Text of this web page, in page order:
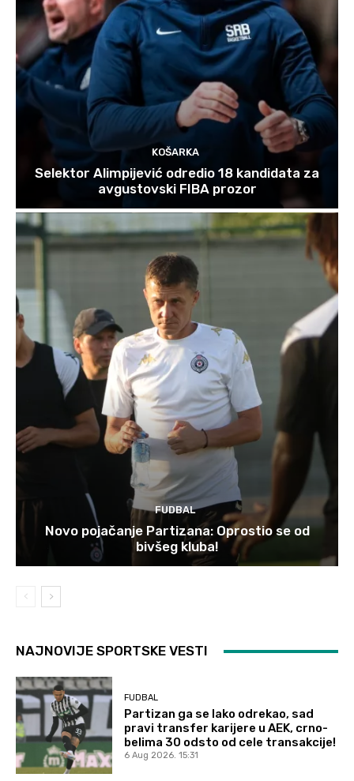
KOŠARKA
Selektor Alimpijević odredio 18 kandidata za
avgustovski FIBA prozor
FUDBAL
Novo pojačanje Partizana: Oprostio se od
bivšeg kluba!
NAJNOVIJE SPORTSKE VESTI
FUDBAL
Partizan ga se lako odrekao, sad
pravi transfer karijere u AEK, crno-
belima 30 odsto od cele transakcije!
6 Aug 2026. 15:31